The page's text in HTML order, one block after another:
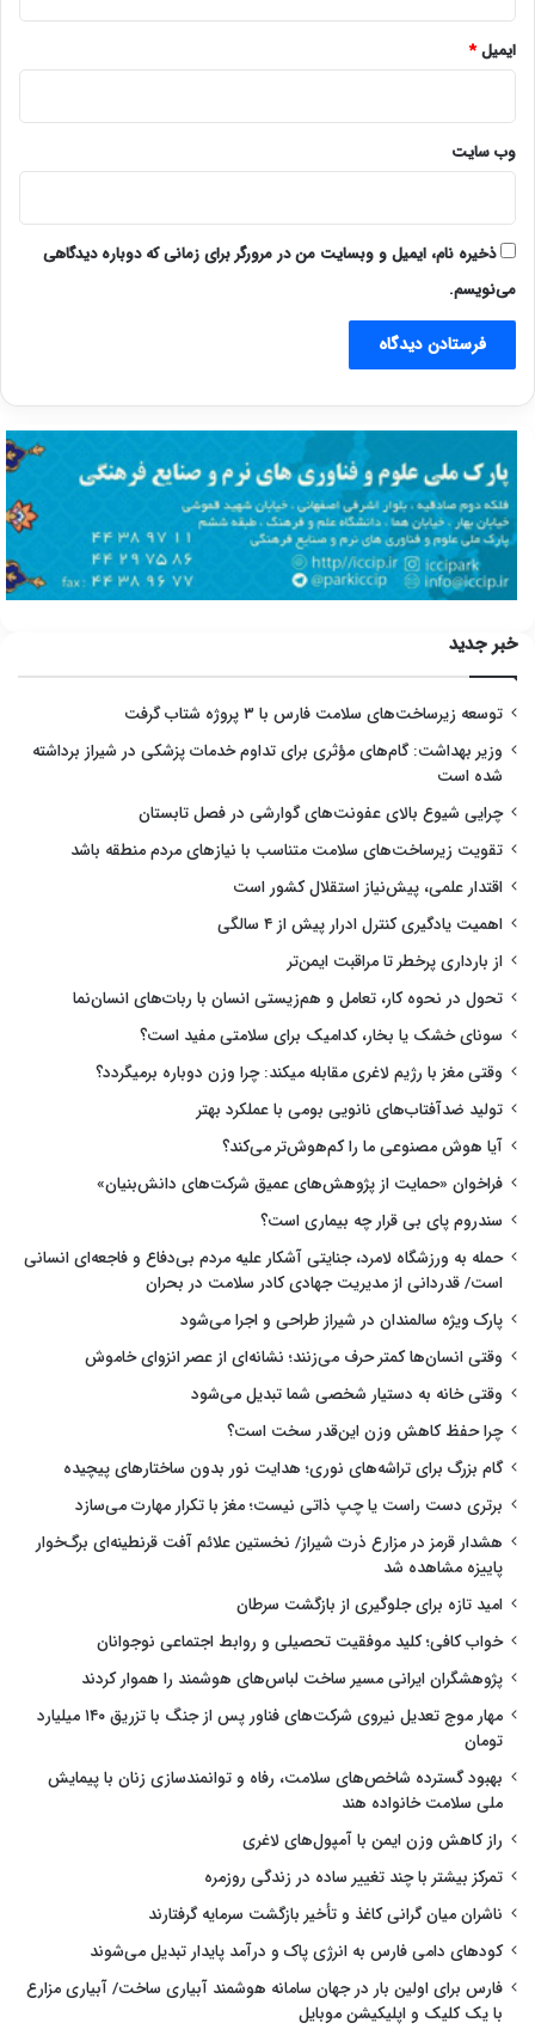
ایمیل*
وب‌ سایت
ذخیره نام، ایمیل و وبسایت من در مرورگر برای زمانی که دوباره دیدگاهی
می‌نویسم.
خبر جدید
توسعه زیرساخت‌های سلامت فارس با ۳ پروژه شتاب گرفت
وزیر بهداشت: گام‌های مؤثری برای تداوم خدمات پزشکی در شیراز برداشته
شده است
چرایی شیوع بالای عفونت‌های گوارشی در فصل تابستان
تقویت زیرساخت‌های سلامت متناسب با نیازهای مردم منطقه باشد
اقتدار علمی، پیش‌نیاز استقلال کشور است
اهمیت یادگیری کنترل ادرار پیش از ۴ سالگی
از بارداری پرخطر تا مراقبت ایمن‌تر
تحول در نحوه کار، تعامل و هم‌زیستی انسان با ربات‌های انسان‌نما
سونای خشک یا بخار، کدامیک برای سلامتی مفید است؟
وقتی مغز با رژیم لاغری مقابله میکند: چرا وزن دوباره برمیگردد؟
تولید ضدآفتاب‌های نانویی بومی با عملکرد بهتر
آیا هوش مصنوعی ما را کم‌هوش‌تر می‌کند؟
فراخوان «حمایت از پژوهش‌های عمیق شرکت‌های دانش‌بنیان»
سندروم پای بی قرار چه بیماری است؟
حمله به ورزشگاه لامرد، جنایتی آشکار علیه مردم بی‌دفاع و فاجعه‌ای انسانی
است/ قدردانی از مدیریت جهادی کادر سلامت در بحران
پارک ویژه سالمندان در شیراز طراحی و اجرا می‌شود
وقتی انسان‌ها کمتر حرف می‌زنند؛ نشانه‌ای از عصر انزوای خاموش
وقتی خانه به دستیار شخصی شما تبدیل می‌شود
چرا حفظ کاهش وزن این‌قدر سخت است؟
گام بزرگ برای تراشه‌های نوری؛ هدایت نور بدون ساختارهای پیچیده
برتری دست راست یا چپ ذاتی نیست؛ مغز با تکرار مهارت می‌سازد
هشدار قرمز در مزارع ذرت شیراز/ نخستین علائم آفت قرنطینه‌ای برگ‌خوار
پاییزه مشاهده شد
امید تازه برای جلوگیری از بازگشت سرطان
خواب کافی؛ کلید موفقیت تحصیلی و روابط اجتماعی نوجوانان
پژوهشگران ایرانی مسیر ساخت لباس‌های هوشمند را هموار کردند
مهار موج تعدیل نیروی شرکت‌های فناور پس از جنگ با تزریق ۱۴۰ میلیارد
تومان
بهبود گسترده شاخص‌های سلامت، رفاه و توانمندسازی زنان با پیمایش
ملی سلامت خانواده هند
راز کاهش وزن ایمن با آمپول‌های لاغری
تمرکز بیشتر با چند تغییر ساده در زندگی روزمره
ناشران میان گرانی کاغذ و تأخیر بازگشت سرمایه گرفتارند
کودهای دامی فارس به انرژی پاک و درآمد پایدار تبدیل می‌شوند
فارس برای اولین بار در جهان سامانه هوشمند آبیاری ساخت/ آبیاری مزارع
با یک کلیک و اپلیکیشن موبایل